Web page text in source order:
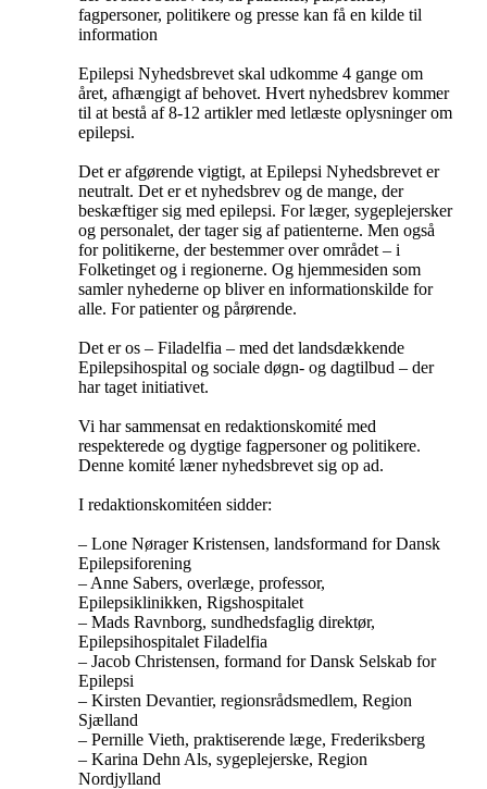
fagpersoner, politikere og presse kan få en kilde til
information
Epilepsi Nyhedsbrevet skal udkomme 4 gange om
året, afhængigt af behovet. Hvert nyhedsbrev kommer
til at bestå af 8-12 artikler med letlæste oplysninger om
epilepsi.
Det er afgørende vigtigt, at Epilepsi Nyhedsbrevet er
neutralt. Det er et nyhedsbrev og de mange, der
beskæftiger sig med epilepsi. For læger, sygeplejersker
og personalet, der tager sig af patienterne. Men også
for politikerne, der bestemmer over området – i
Folketinget og i regionerne. Og hjemmesiden som
samler nyhederne op bliver en informationskilde for
alle. For patienter og pårørende.
Det er os – Filadelfia – med det landsdækkende
Epilepsihospital og sociale døgn- og dagtilbud – der
har taget initiativet.
Vi har sammensat en redaktionskomité med
respekterede og dygtige fagpersoner og politikere.
Denne komité læner nyhedsbrevet sig op ad.
I redaktionskomitéen sidder:
– Lone Nørager Kristensen, landsformand for Dansk
Epilepsiforening
– Anne Sabers, overlæge, professor,
Epilepsiklinikken, Rigshospitalet
– Mads Ravnborg, sundhedsfaglig direktør,
Epilepsihospitalet Filadelfia
– Jacob Christensen, formand for Dansk Selskab for
Epilepsi
– Kirsten Devantier, regionsrådsmedlem, Region
Sjælland
– Pernille Vieth, praktiserende læge, Frederiksberg
– Karina Dehn Als, sygeplejerske, Region
Nordjylland